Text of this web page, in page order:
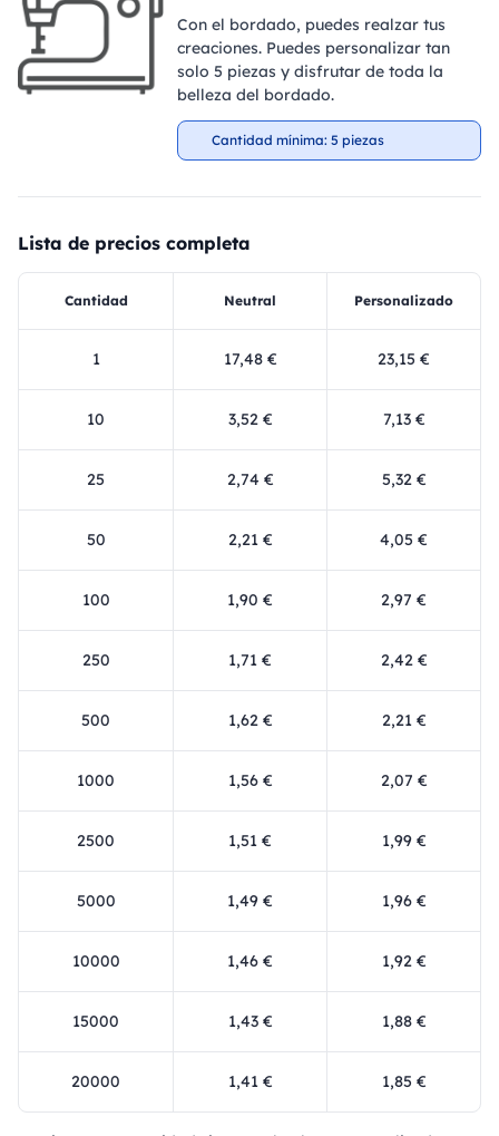
Con el bordado, puedes realzar tus
creaciones. Puedes personalizar tan
solo 5 piezas y disfrutar de toda la
belleza del bordado.
Cantidad mínima: 5 piezas
Lista de precios completa
Cantidad Neutral Personalizado
1 17,48 € 23,15 €
10 3,52 € 7,13 €
25 2,74 € 5,32 €
50 2,21 € 4,05 €
100 1,90 € 2,97 €
250 1,71 € 2,42 €
500 1,62 € 2,21 €
1000 1,56 € 2,07 €
2500 1,51 € 1,99 €
5000 1,49 € 1,96 €
10000 1,46 € 1,92 €
15000 1,43 € 1,88 €
20000 1,41 € 1,85 €